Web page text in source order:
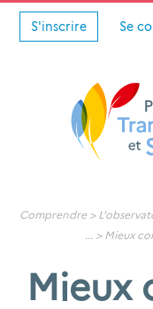
S'inscrire Se
Comprendre >
... > Mieux
Mieux